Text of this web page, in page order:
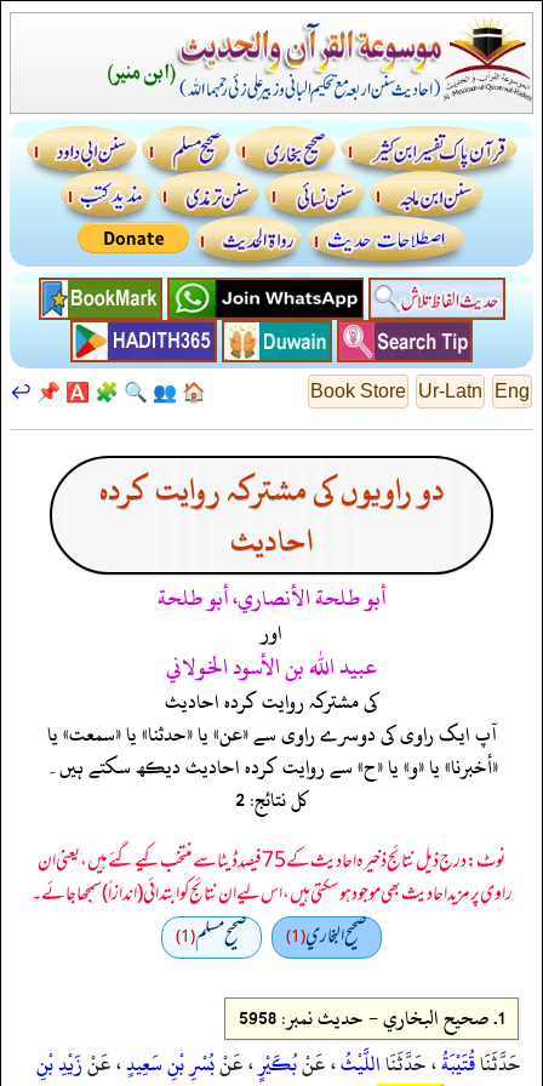
Eng
Ur-Latn
Book Store
🏠
👥
🔍
🧩
🅰️
📌
↩️
دو راویوں کی مشترکہ روایت کردہ
احادیث
أبو طلحة الأنصاري، أبو طلحة
اور
عبيد الله بن الأسود الخولاني
کی مشترکہ روایت کردہ احادیث
آپ ایک راوی کی دوسرے راوی سے «عن» یا «حدثنا» یا «سمعت» یا
«أخبرنا» یا «و» یا «ح» سے روایت کردہ احادیث دیکھ سکتے ہیں۔
کل نتائج: 2
نوٹ: درج ذیل نتائج ذخیرہ احادیث کے 75 فیصد ڈیٹا سے منتخب کیے گئے ہیں، یعنی ان
راوی پر مزید احادیث بھی موجود ہو سکتی ہیں، اس لیے ان نتائج کو ابتدائی (اندازاً) سمجھا جائے۔
صحيح البخاري(1) صحيح مسلم(1)
1. صحيح البخاري - حدیث نمبر: 5958
حَدَّثَنَاقُتَيْبَةُ، حَدَّثَنَااللَّيْثُ، عَنْبُكَيْرٍ، عَنْبُسْرِ بْنِ سَعِيدٍ، عَنْزَيْدِ بْنِ